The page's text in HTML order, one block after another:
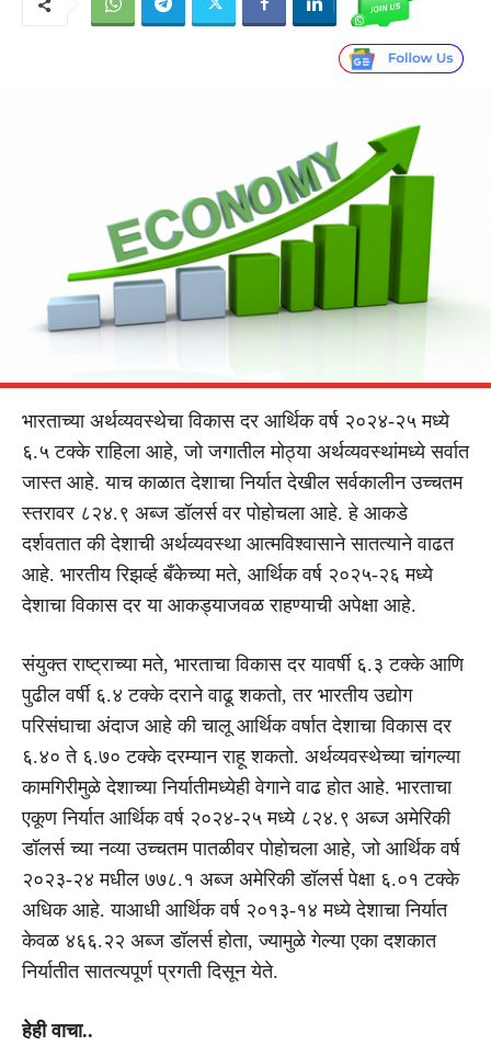
भारताच्या अर्थव्यवस्थेचा विकास दर आर्थिक वर्ष २०२४-२५ मध्ये
६.५ टक्के राहिला आहे, जो जगातील मोठ्या अर्थव्यवस्थांमध्ये सर्वात
जास्त आहे. याच काळात देशाचा निर्यात देखील सर्वकालीन उच्चतम
स्तरावर ८२४.९ अब्ज डॉलर्स वर पोहोचला आहे. हे आकडे
दर्शवतात की देशाची अर्थव्यवस्था आत्मविश्वासाने सातत्याने वाढत
आहे. भारतीय रिझर्व्ह बँकेच्या मते, आर्थिक वर्ष २०२५-२६ मध्ये
देशाचा विकास दर या आकड्याजवळ राहण्याची अपेक्षा आहे.
संयुक्त राष्ट्राच्या मते, भारताचा विकास दर यावर्षी ६.३ टक्के आणि
पुढील वर्षी ६.४ टक्के दराने वाढू शकतो, तर भारतीय उद्योग
परिसंघाचा अंदाज आहे की चालू आर्थिक वर्षात देशाचा विकास दर
६.४० ते ६.७० टक्के दरम्यान राहू शकतो. अर्थव्यवस्थेच्या चांगल्या
कामगिरीमुळे देशाच्या निर्यातीमध्येही वेगाने वाढ होत आहे. भारताचा
एकूण निर्यात आर्थिक वर्ष २०२४-२५ मध्ये ८२४.९ अब्ज अमेरिकी
डॉलर्स च्या नव्या उच्चतम पातळीवर पोहोचला आहे, जो आर्थिक वर्ष
२०२३-२४ मधील ७७८.१ अब्ज अमेरिकी डॉलर्स पेक्षा ६.०१ टक्के
अधिक आहे. याआधी आर्थिक वर्ष २०१३-१४ मध्ये देशाचा निर्यात
केवळ ४६६.२२ अब्ज डॉलर्स होता, ज्यामुळे गेल्या एका दशकात
निर्यातीत सातत्यपूर्ण प्रगती दिसून येते.
हेही वाचा..